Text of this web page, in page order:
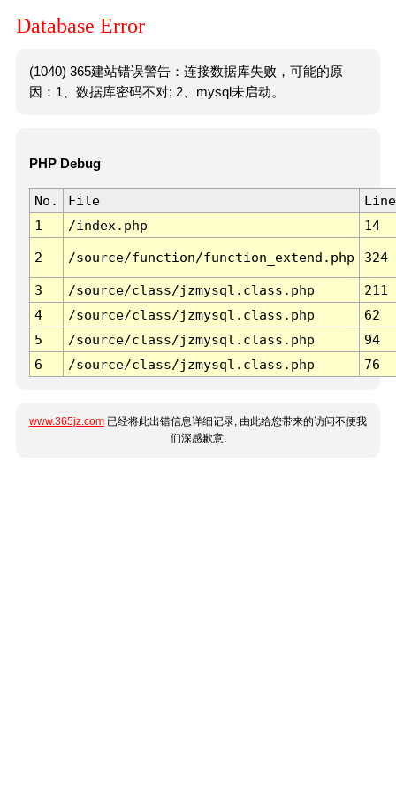
Database Error
(1040) 365建站错误警告：连接数据库失败，可能的原
因：1、数据库密码不对; 2、mysql未启动。
PHP Debug
No. File
Line
1
/index.php 14
2 /source/function/function_extend.php 324
3 /source/class/jzmysql.class.php
211
4
/source/class/jzmysql.class.php
62
5
/source/class/jzmysql.class.php
94
6
/source/class/jzmysql.class.php 76
www.365jz.com 已经将此出错信息详细记录, 由此给您带来的访问不便我
们深感歉意.